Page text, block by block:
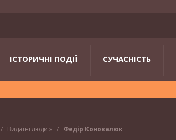
ІСТОРИЧНІ ПОДІЇ СУЧАСНІСТЬ
Видатні люди » Федір Коновалюк